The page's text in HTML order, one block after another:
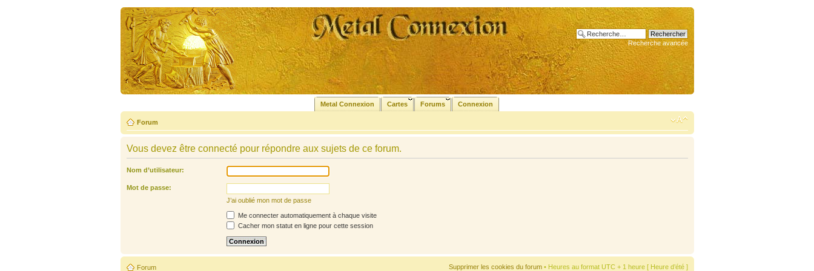
Recherche avancée
Metal Connexion Cartes Forums Connexion
Forum
Vous devez être connecté pour répondre aux sujets de ce forum.
Nom d’utilisateur:
Mot de passe:
J’ai oublié mon mot de passe
Me connecter automatiquement à chaque visite
Cacher mon statut en ligne pour cette session
Forum Supprimer les cookies du forum• Heures au format UTC + 1 heure [ Heure d’été ]